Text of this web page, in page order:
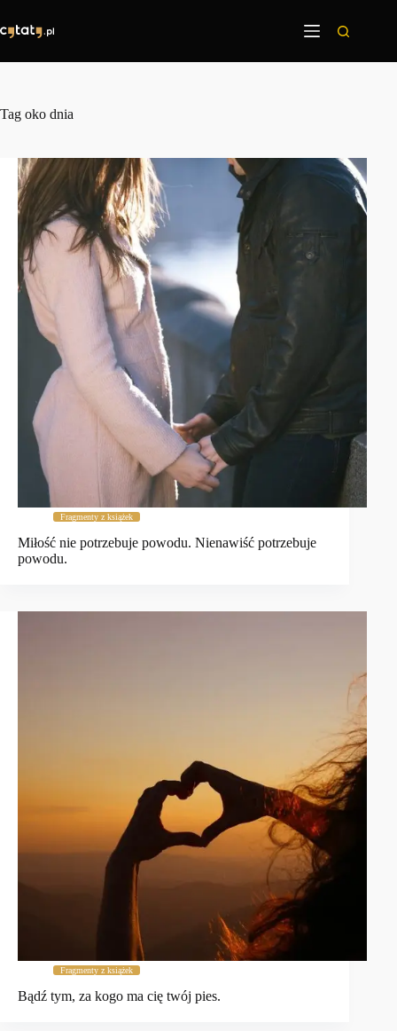
treści
Tag oko dnia
Fragmenty z książek
Miłość nie potrzebuje powodu. Nienawiść potrzebuje
powodu.
Fragmenty z książek
Bądź tym, za kogo ma cię twój pies.